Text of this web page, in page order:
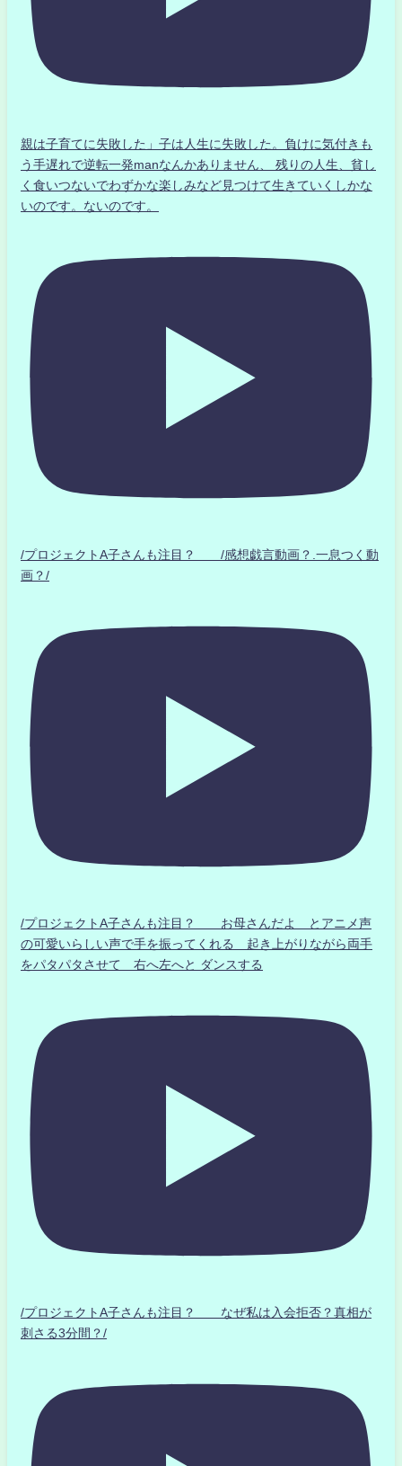
親は子育てに失敗した」子は人生に失敗した。負けに気付きも
う手遅れで逆転一発manなんかありません、 残りの人生、貧し
く食いつないでわずかな楽しみなど見つけて生きていくしかな
いのです。ないのです。
/プロジェクトA子さんも注目？ /感想戯言動画？.一息つく動
画？/
/プロジェクトA子さんも注目？ お母さんだよ とアニメ声
の可愛いらしい声で手を振ってくれる 起き上がりながら両手
をパタパタさせて 右へ左へと ダンスする
/プロジェクトA子さんも注目？ なぜ私は入会拒否？真相が
刺さる3分間？/